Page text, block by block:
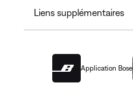
Liens supplémentaires
Application Bose